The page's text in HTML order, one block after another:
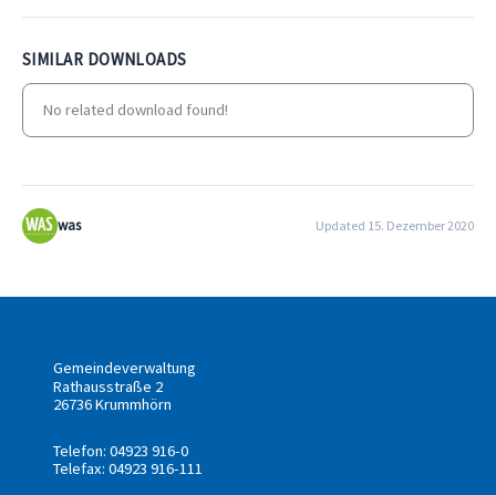
SIMILAR DOWNLOADS
No related download found!
was Updated 15. Dezember 2020
Gemeindeverwaltung
Rathausstraße 2
26736 Krummhörn
Telefon: 04923 916-0
Telefax: 04923 916-111